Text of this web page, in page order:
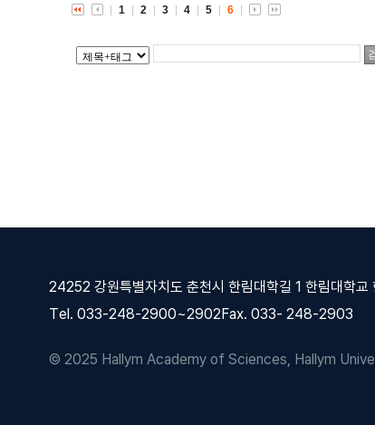
1 2 3 4 5 6
24252 강원특별자치도 춘천시 한림대학길 1 한림대학교
Tel. 033-248-2900~2902Fax. 033- 248-2903
© 2025 Hallym Academy of Sciences, Hallym